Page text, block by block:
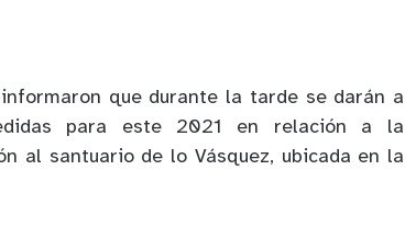
que durante la tarde se darán a
para este 2021 en relación a la
al santuario de lo Vásquez, ubicada en la